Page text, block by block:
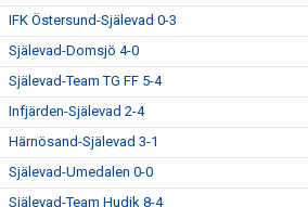
IFK Östersund-Själevad 0-3
Själevad-Domsjö 4-0
Själevad-Team TG FF 5-4
Infjärden-Själevad 2-4
Härnösand-Själevad 3-1
Själevad-Umedalen 0-0
Själevad-Team Hudik 8-4